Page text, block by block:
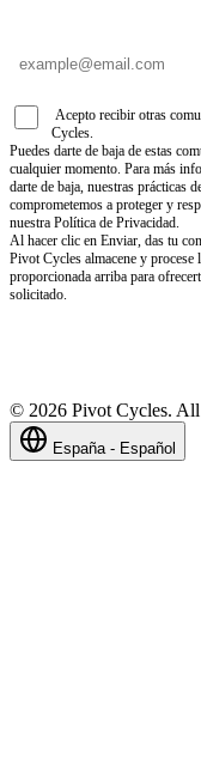
Acepto recibir otras
Cycles.
Puedes darte de baja de estas
cualquier momento. Para más
darte de baja, nuestras prácticas
comprometemos a proteger y
nuestra Política de Privacidad.
Al hacer clic en Enviar, das tu
Pivot Cycles almacene y
proporcionada arriba para
solicitado.
© 2026 Pivot Cycles. All
España - Español